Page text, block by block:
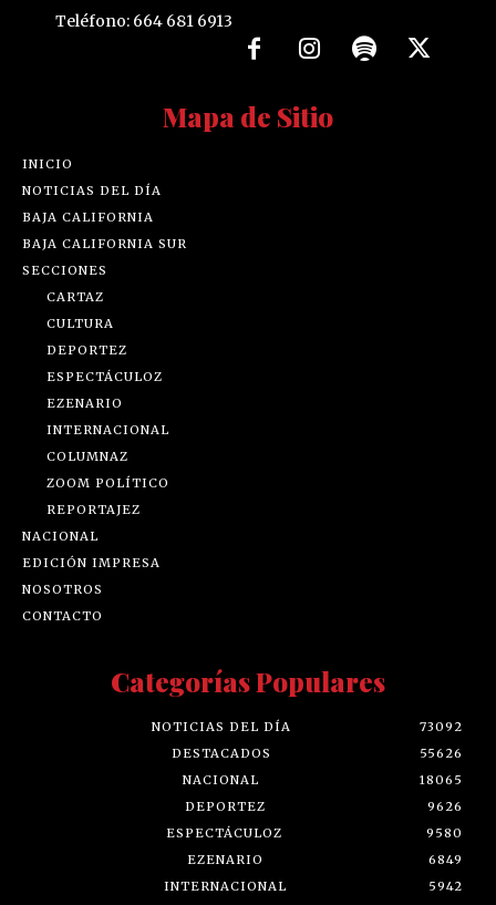
Teléfono: 664 681 6913
Mapa de Sitio
INICIO
NOTICIAS DEL DÍA
BAJA CALIFORNIA
BAJA CALIFORNIA SUR
SECCIONES
CARTAZ
CULTURA
DEPORTEZ
ESPECTÁCULOZ
EZENARIO
INTERNACIONAL
COLUMNAZ
ZOOM POLÍTICO
REPORTAJEZ
NACIONAL
EDICIÓN IMPRESA
NOSOTROS
CONTACTO
Categorías Populares
NOTICIAS DEL DÍA
73092
DESTACADOS
55626
NACIONAL
18065
DEPORTEZ
9626
ESPECTÁCULOZ
9580
EZENARIO
6849
INTERNACIONAL
5942